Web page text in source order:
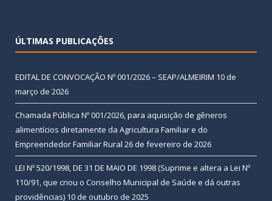
ÚLTIMAS PUBLICAÇÕES
EDITAL DE CONVOCAÇÃO Nº 001/2026 – SEAP/ALMEIRIM 10 de
março de 2026
Chamada Pública Nº 001/2026, para aquisição de gêneros
alimentícios diretamente da Agricultura Familiar e do
Empreendedor Familiar Rural 26 de fevereiro de 2026
LEI Nº 520/1998, DE 31 DE MAIO DE 1998 (Suprime e altera a Lei Nº
110/91, que criou o Conselho Municipal de Saúde e dá outras
providências) 10 de outubro de 2025